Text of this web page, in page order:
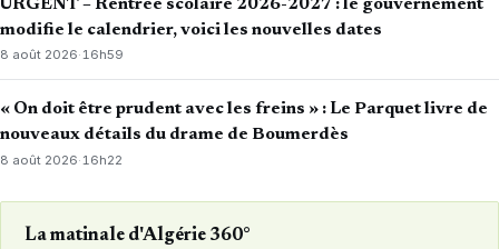
URGENT – Rentrée scolaire 2026-2027 : le gouvernement
modifie le calendrier, voici les nouvelles dates
8 août 2026·16h59
« On doit être prudent avec les freins » : Le Parquet livre de
nouveaux détails du drame de Boumerdès
8 août 2026·16h22
La matinale d'Algérie 360°